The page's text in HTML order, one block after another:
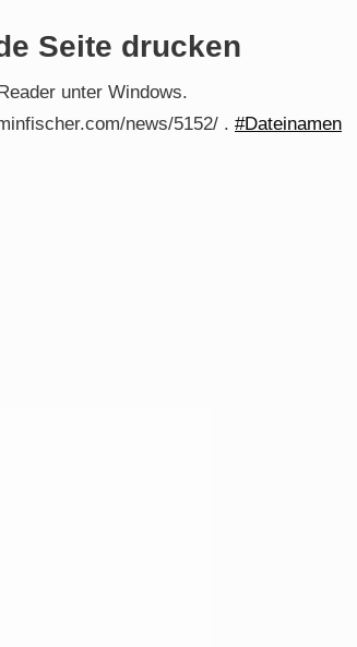
Seite drucken
unter Windows.
news/5152/ . #Dateinamen